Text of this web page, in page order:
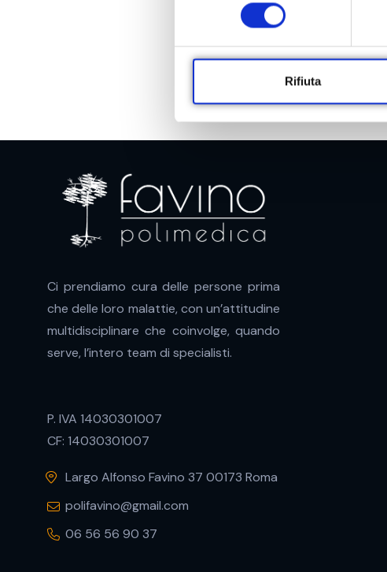
e
c
o
n
n
s
Rifiuta
Ci prendiamo cura delle persone prima
che delle loro malattie, con un’attitudine
multidisciplinare che coinvolge, quando
serve, l’intero team di specialisti.
P. IVA 14030301007
CF: 14030301007
Largo Alfonso Favino 37 00173 Roma
polifavino@gmail.com
06 56 56 90 37